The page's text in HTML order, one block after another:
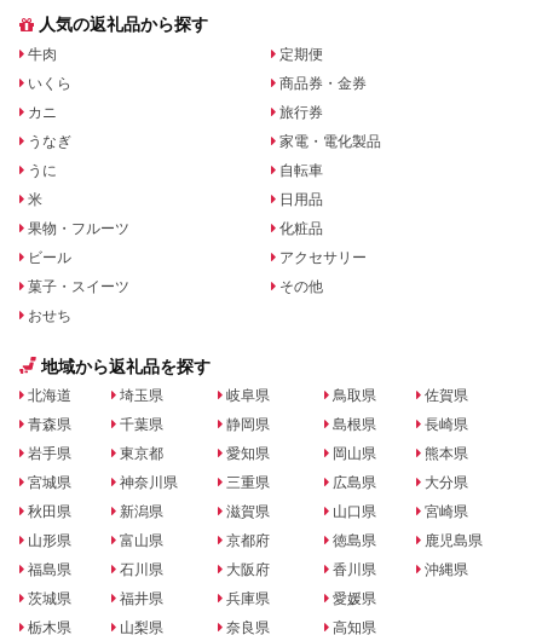
人気の返礼品から探す
牛肉
いくら
カニ
うなぎ
うに
米
果物・フルーツ
ビール
菓子・スイーツ
おせち
定期便
商品券・金券
旅行券
家電・電化製品
自転車
日用品
化粧品
アクセサリー
その他
地域から返礼品を探す
北海道
青森県
岩手県
宮城県
秋田県
山形県
福島県
茨城県
栃木県
埼玉県
千葉県
東京都
神奈川県
新潟県
富山県
石川県
福井県
山梨県
岐阜県
静岡県
愛知県
三重県
滋賀県
京都府
大阪府
兵庫県
奈良県
鳥取県
島根県
岡山県
広島県
山口県
徳島県
香川県
愛媛県
高知県
佐賀県
長崎県
熊本県
大分県
宮崎県
鹿児島県
沖縄県